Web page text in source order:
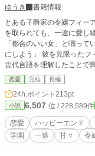
ゆうき
書籍情報
とある子爵家の令嬢フィー
を取られても、一途に愛し続けていた。 ――だがある
「都合のいい女」と嘲っている場面
にしよう」 彼を見限ったフィーアは、異国の貴族アルヴァと出会う。 彼の話す
古代言語を理解したことで
――また、彼と話したい。 その願いは、思わぬ形で叶う。 アルヴァは留学生と
して、フィーアの通う学園へやってきたのだ。
だったが―― なぜかフィーアにだ
いい女”を手放したルーカスは、次第
い？」 これは、“都合のいい女”でしかなかった令嬢が―― 本当に求められる側
へと変わり、幸せを掴む物
恋愛 完結 長編
24h.ポイント 213pt
小説 6,507 位 / 228,589件
恋愛 ハッピーエンド
学園
一途 甘々 令